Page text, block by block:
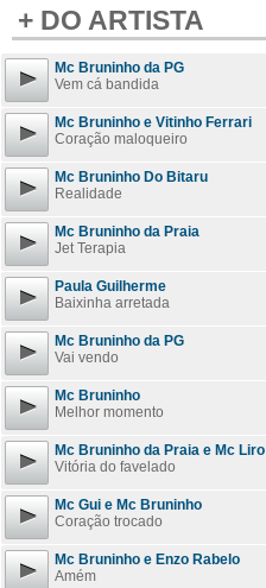
+ DO ARTISTA
Mc Bruninho da PG
Vem cá bandida
Mc Bruninho e Vitinho Ferrari
Coração maloqueiro
Mc Bruninho Do Bitaru
Realidade
Mc Bruninho da Praia
Jet Terapia
Paula Guilherme
Baixinha arretada
Mc Bruninho da PG
Vai vendo
Mc Bruninho
Melhor momento
Mc Bruninho da Praia e Mc Liro
Vitória do favelado
Mc Gui e Mc Bruninho
Coração trocado
Mc Bruninho e Enzo Rabelo
Amém